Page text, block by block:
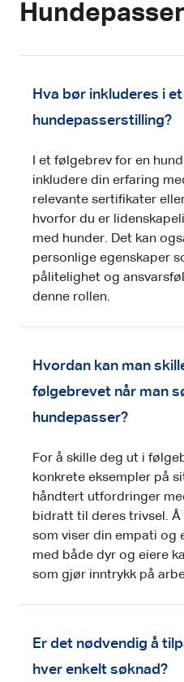
Hundepasser
Hva bør inkluderes i
hundepasserstilling?
I et følgebrev for en
inkludere din erfaring
relevante sertifikater
hvorfor du er
med hunder. Det kan
personlige egenskaper
pålitelighet og
denne rollen.
Hvordan kan man
følgebrevet når man
hundepasser?
For å skille deg ut i
konkrete eksempler på
håndtert utfordringer
bidratt til deres trivsel.
som viser din empati og
med både dyr og eiere
som gjør inntrykk på
Er det nødvendig å
hver enkelt søknad?